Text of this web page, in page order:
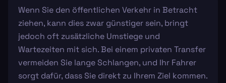
Wenn Sie den öffentlichen Verkehr in Betracht
ziehen, kann dies zwar günstiger sein, bringt
jedoch oft zusätzliche Umstiege und
Wartezeiten mit sich. Bei einem privaten Transfer
vermeiden Sie lange Schlangen, und Ihr Fahrer
sorgt dafür, dass Sie direkt zu Ihrem Ziel kommen.